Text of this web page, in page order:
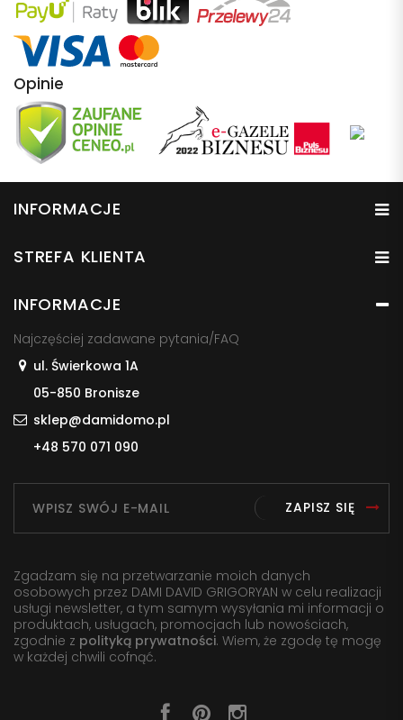
Opinie
INFORMACJE
STREFA KLIENTA
INFORMACJE
Najczęściej zadawane pytania/FAQ
ul. Świerkowa 1A
05-850 Bronisze
sklep@damidomo.pl
+48 570 071 090
ZAPISZ SIĘ
Zgadzam się na przetwarzanie moich danych
osobowych przez DAMI DAVID GRIGORYAN w celu realizacji
usługi newsletter, a tym samym wysyłania mi informacji o
produktach, usługach, promocjach lub nowościach,
zgodnie z polityką prywatności. Wiem, że zgodę tę mogę
w każdej chwili cofnąć.